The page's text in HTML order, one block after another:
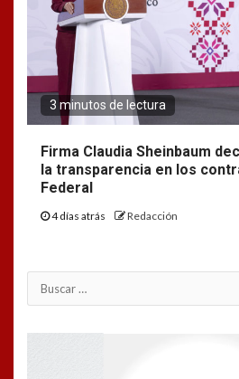
3 minutos de lectura
Firma Claudia Sheinbaum
la transparencia en los
Federal
4 días atrás Redacción
Buscar: